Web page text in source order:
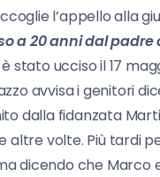
l’appello alla
a 20 anni dal
stato ucciso il 17
avvisa i genitori
dalla fidanzata
altre volte. Più tardi
dicendo che Marco